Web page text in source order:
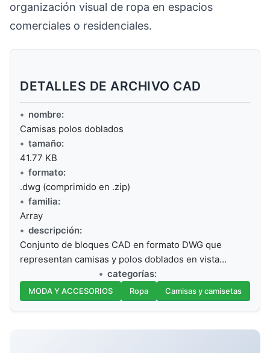
organización visual de ropa en espacios
comerciales o residenciales.
DETALLES DE ARCHIVO CAD
nombre:
Camisas polos doblados
tamaño:
41.77 KB
formato:
.dwg (comprimido en .zip)
familia:
Array
descripción:
Conjunto de bloques CAD en formato DWG que
representan camisas y polos doblados en vista…
categorías:
MODA Y ACCESORIOS Ropa Camisas y camisetas